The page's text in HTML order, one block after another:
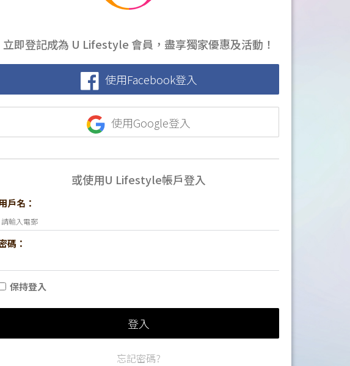
立即登記成為 U Lifestyle 會員，盡享獨家優惠及活動！
使用Facebook登入
使用Google登入
或使用U Lifestyle帳戶登入
戶名：
碼：
保持登入
登入
忘記密碼?